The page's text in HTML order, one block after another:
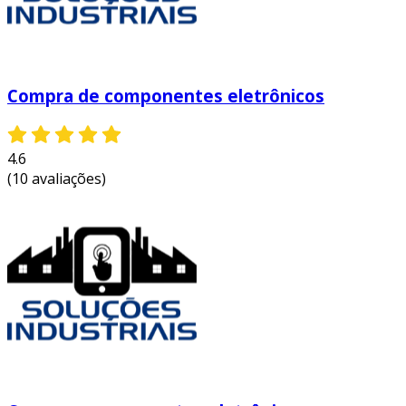
indispensáveis. aqui estão algumas delas:
manutenção.
placa de desenvolvimento
protótipos de circuitos de forma prática,
impresso (pcbs).
aplicações das peças eletrônicas
as peças eletrônicas têm uma vasta gama de
aplicações, que vão desde produtos simples até
Compra de componentes eletrônicos
4.6
(10 avaliações)